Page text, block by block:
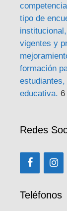
tipo de
vigentes y
formación
educativa.
Redes
Teléfonos